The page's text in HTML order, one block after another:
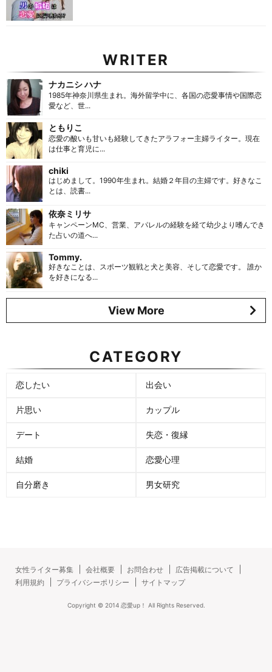
WRITER
ナカニシ ハナ
1985年神奈川県生まれ。海外留学中に、各国の恋愛事情や国際恋
愛など、世...
ともりこ
恋愛の酸いも甘いも経験してきたアラフォー主婦ライター。現在
は仕事と育児に...
chiki
はじめまして。1990年生まれ。結婚２年目の主婦です。好きなこ
とは、読書...
依奈ミリサ
キャンペーンMC、営業、アパレルの経験を経て幼少より嗜んでき
た占いの道へ...
Tommy.
好きなことは、スポーツ観戦と犬と美容、そして恋愛です。 誰か
を好きになる...
View More
CATEGORY
恋したい 出会い
片思い カップル
デート 失恋・復縁
結婚 恋愛心理
自分磨き 男女研究
女性ライター募集 会社概要 お問合わせ
広告掲載について
利用規約
プライバシーポリシー サイトマップ
Copyright © 2014 恋愛up！ All Rights Reserved.